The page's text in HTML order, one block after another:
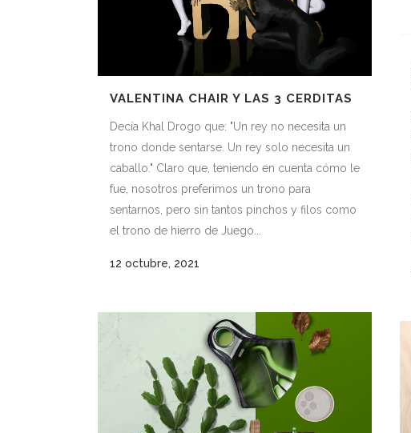
VALENTINA CHAIR Y LAS 3 CERDITAS
Decía Khal Drogo que: "Un rey no necesita un
trono donde sentarse. Un rey solo necesita un
caballo." Claro que, teniendo en cuenta cómo le
fue, nosotros preferimos un trono para
sentarnos, pero sin tantos pinchos y filos como
el trono de hierro de Juego...
12 octubre, 2021